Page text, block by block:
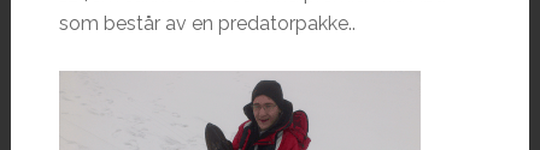
som består av en predatorpakke..